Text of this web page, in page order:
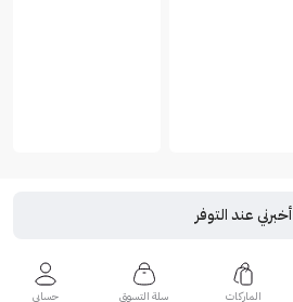
أخبرني عند التوفر
الماركات سلة التسوق حسابي